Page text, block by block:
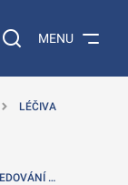
Vyhledávání na
MENU
LÉČIVA
…